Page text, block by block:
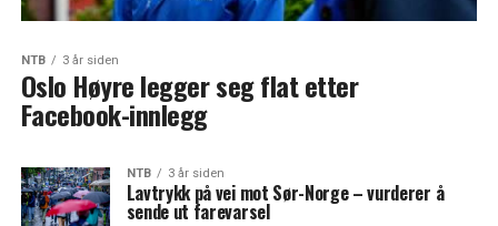
NTB 3 år siden
Oslo Høyre legger seg flat etter
Facebook-innlegg
NTB 3 år siden
Lavtrykk på vei mot Sør-Norge – vurderer å
sende ut farevarsel